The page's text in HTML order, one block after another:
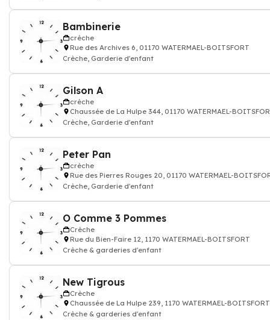
Bambinerie
crèche
Rue des Archives 6, 01170 WATERMAEL-BOITSFORT
Crèche, Garderie d'enfant
Gilson A
crèche
Chaussée de La Hulpe 344, 01170 WATERMAEL-
Crèche, Garderie d'enfant
Peter Pan
crèche
Rue des Pierres Rouges 20, 01170 WATERMAEL-
Crèche, Garderie d'enfant
O Comme 3 Pommes
Crèche
Rue du Bien-Faire 12, 1170 WATERMAEL-BOITSFORT
Crèche & garderies d'enfant
New Tigrous
Crèche
Chaussée de La Hulpe 239, 1170 WATERMAEL-BOITSFORT
Crèche & garderies d'enfant